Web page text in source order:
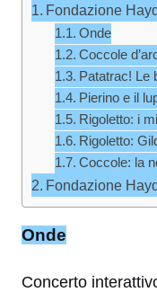
Fondazione
Onde
Coccole
Patatrac! Le
Pierino e il
Rigoletto: i
Rigoletto:
Coccole: la
Fondazione
Onde
Concerto